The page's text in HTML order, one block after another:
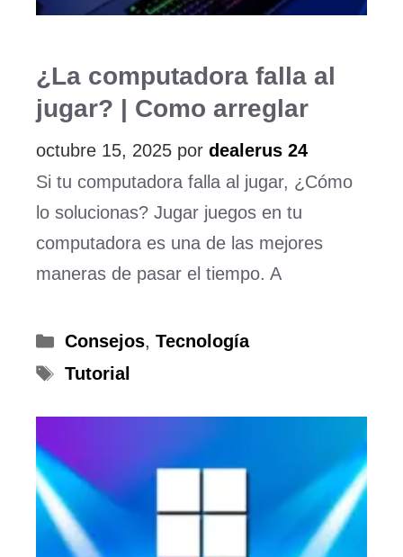
¿La computadora falla al
jugar? | Como arreglar
octubre 15, 2025 por dealerus 24
Si tu computadora falla al jugar, ¿Cómo
lo solucionas? Jugar juegos en tu
computadora es una de las mejores
maneras de pasar el tiempo. A
Categorías
Consejos, Tecnología
Etiquetas
Tutorial